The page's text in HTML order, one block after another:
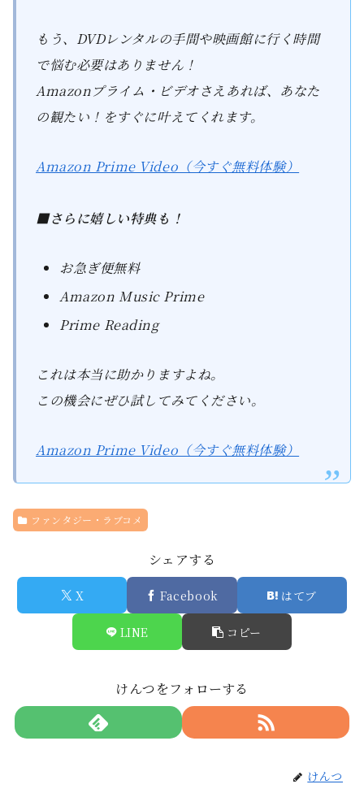
もう、DVDレンタルの手間や映画館に行く時間
で悩む必要はありません！
Amazonプライム・ビデオさえあれば、あなた
の観たい！をすぐに叶えてくれます。
Amazon Prime Video（今すぐ無料体験）
■さらに嬉しい特典も！
お急ぎ便無料
Amazon Music Prime
Prime Reading
これは本当に助かりますよね。
この機会にぜひ試してみてください。
Amazon Prime Video（今すぐ無料体験）
ファンタジー・ラブコメ
シェアする
X Facebook はてブ
LINE コピー
けんつをフォローする
けんつ